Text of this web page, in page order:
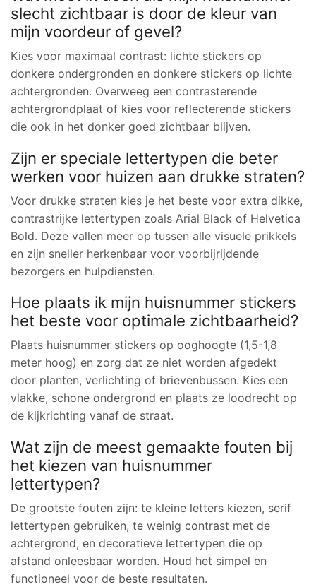
slecht zichtbaar is door de kleur van
mijn voordeur of gevel?
Kies voor maximaal contrast: lichte stickers op
donkere ondergronden en donkere stickers op lichte
achtergronden. Overweeg een contrasterende
achtergrondplaat of kies voor reflecterende stickers
die ook in het donker goed zichtbaar blijven.
Zijn er speciale lettertypen die beter
werken voor huizen aan drukke straten?
Voor drukke straten kies je het beste voor extra dikke,
contrastrijke lettertypen zoals Arial Black of Helvetica
Bold. Deze vallen meer op tussen alle visuele prikkels
en zijn sneller herkenbaar voor voorbijrijdende
bezorgers en hulpdiensten.
Hoe plaats ik mijn huisnummer stickers
het beste voor optimale zichtbaarheid?
Plaats huisnummer stickers op ooghoogte (1,5-1,8
meter hoog) en zorg dat ze niet worden afgedekt
door planten, verlichting of brievenbussen. Kies een
vlakke, schone ondergrond en plaats ze loodrecht op
de kijkrichting vanaf de straat.
Wat zijn de meest gemaakte fouten bij
het kiezen van huisnummer
lettertypen?
De grootste fouten zijn: te kleine letters kiezen, serif
lettertypen gebruiken, te weinig contrast met de
achtergrond, en decoratieve lettertypen die op
afstand onleesbaar worden. Houd het simpel en
functioneel voor de beste resultaten.